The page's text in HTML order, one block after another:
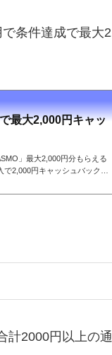
で条件達成で最
最大2,000円キャッ
」最大2,000円分もらえる
で2,000円キャッシュバック
計2000円以上の